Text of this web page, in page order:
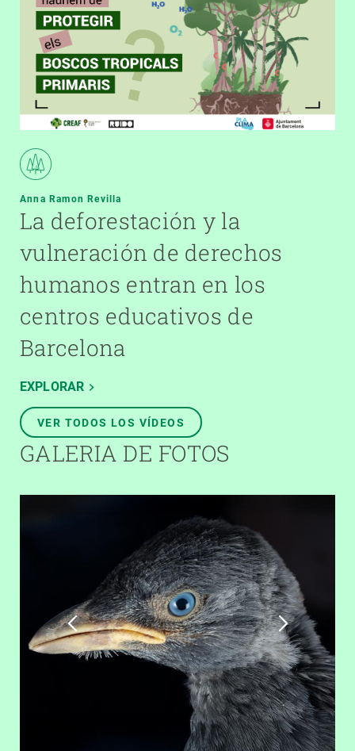
Anna Ramon Revilla
La deforestación y la
vulneración de derechos
humanos entran en los
centros educativos de
Barcelona
EXPLORAR
VER TODOS LOS VÍDEOS
GALERIA DE FOTOS